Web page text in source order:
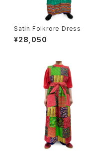
Satin Folkrore Dress
¥28,050